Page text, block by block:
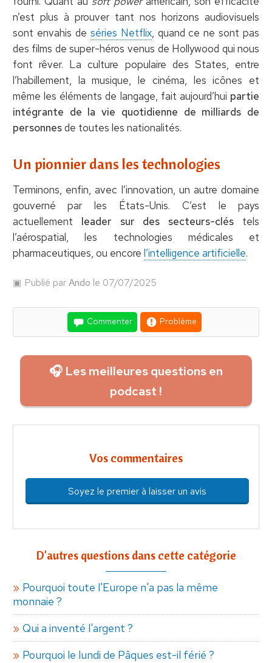
n’est plus à prouver tant nos horizons audiovisuels
sont envahis de séries Netflix, quand ce ne sont pas
des films de super-héros venus de Hollywood qui nous
font rêver. La culture populaire des States, entre
l’habillement, la musique, le cinéma, les icônes et
même les éléments de langage, fait aujourd’hui partie
intégrante de la vie quotidienne de milliards de
personnesde toutes les nationalités.
Un pionnier dans les technologies
Terminons, enfin, avec l’innovation, un autre domaine
gouverné par les États-Unis. C’est le pays
actuellement leader sur des secteurs-clés tels
l’aérospatial, les technologies médicales et
pharmaceutiques, ou encore l’intelligence artificielle.
Publié parAndo le 07/07/2025
Commenter Problème
🎧 Les meilleures questions en
podcast !
Vos commentaires
Soyez le premier à laisser un avis
D'autres questions dans cette catégorie
Pourquoi toute l'Europe n'a pas la même
monnaie ?
Qui a inventé l'argent ?
Pourquoi le lundi de Pâques est-il férié ?